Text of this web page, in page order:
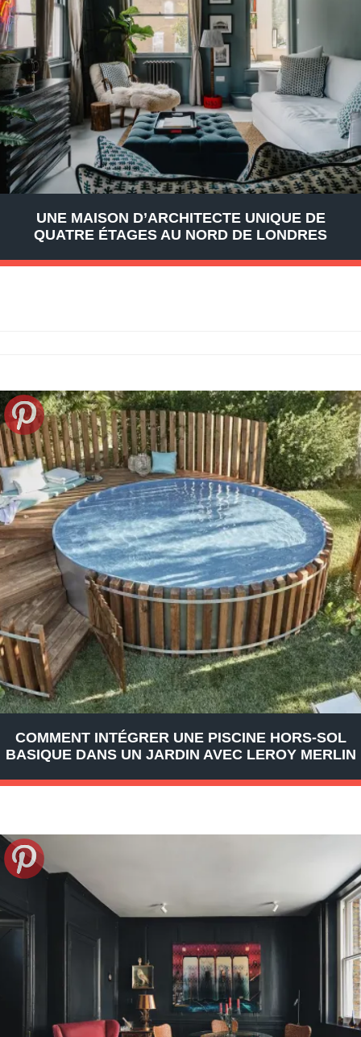
UNE MAISON D’ARCHITECTE UNIQUE DE
QUATRE ÉTAGES AU NORD DE LONDRES
COMMENT INTÉGRER UNE PISCINE HORS-SOL
BASIQUE DANS UN JARDIN AVEC LEROY MERLIN